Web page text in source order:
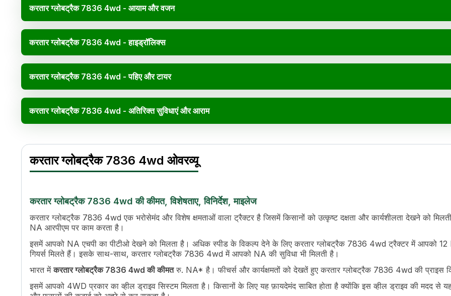
करतार ग्लोबट्रैक 7836 4wd - आयाम और वजन
करतार ग्लोबट्रैक 7836 4wd - हाइड्रॉलिक्स
करतार ग्लोबट्रैक 7836 4wd - पहिए और टायर
करतार ग्लोबट्रैक 7836 4wd - अतिरिक्त सुविधाएं और आराम
Specification
इंजन का नाम
Kirloskar 4R 1190
एचपी
74.5
डिस्प्लेसमेंट
4760 cc
ट्रांसमिशन नाम
Carraro Synchro Shuttle Transmission
गियर की संख्या
12 Forward + 12 Reverse / 24 Forward + 24 Reverse
पीटीओ टाइप
540, 540 E, GPTO, 6 Splines
स्टीयरिंग
Adjustable steering
स्टीयरिंग एडजस्टमेंटYes
ईंधन टैंक क्षमता
85 L
करतार ग्लोबट्रैक 7836 4wd ओवरव्यू
करतार ग्लोबट्रैक 7836 4wd की कीमत, विशेषताए, विनिर्देश, माइलेज
करतार ग्लोबट्रैक 7836 4wd एक भरोसेमंद और विशेष क्षमताओं वाला ट्रैक्टर है जिसमें किसानों को उत्कृष्ट दक्षता और कार्यशीलता देखने को
NA आरपीएम पर काम करता है।
इसमें आपको NA एचपी का पीटीओ देखने को मिलता है। अधिक स्पीड के विकल्प देने के लिए करतार ग्लोबट्रैक 7836 4wd ट्रैक्टर में
गियर्स मिलते हैं। इसके साथ-साथ, करतार ग्लोबट्रैक 7836 4wd में आपको NA की सुविधा भी मिलती है।
भारत मेंकरतार ग्लोबट्रैक 7836 4wd की कीमतरु. NA* है। फीचर्स और कार्यक्षमतों को देखतें हुए करतार ग्लोबट्रैक 7836 4wd की प्राइस
इसमें आपको 4WD प्रकार का व्हील ड्राइव सिस्टम मिलता है। किसानों के लिए यह फ़ायदेमंद साबित होता है क्योंकि इस व्हील ड्राइव की मदद